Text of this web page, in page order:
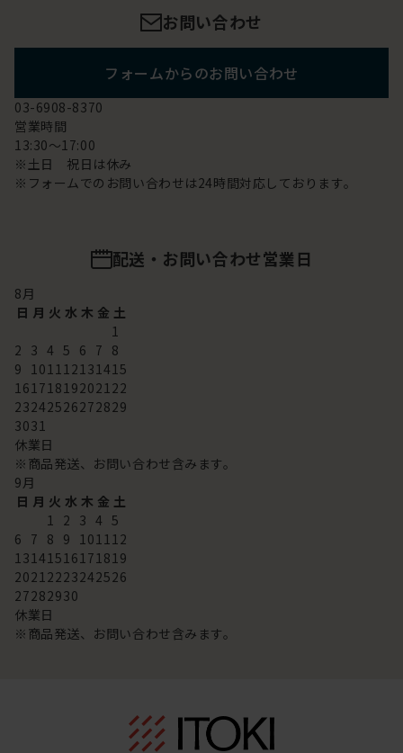
お問い合わせ
フォームからのお問い合わせ
03-6908-8370
営業時間
13:30～17:00
※土日 祝日は休み
※フォームでのお問い合わせは24時間対応しております。
配送・お問い合わせ営業日
8月
日 月 火 水 木 金 土
1
2 3 4 5 6 7 8
9 101112131415
16171819202122
23242526272829
3031
休業日
※商品発送、お問い合わせ含みます。
9月
日 月 火 水 木 金 土
1 2 3 4 5
6 7 8 9 101112
13141516171819
20212223242526
27282930
休業日
※商品発送、お問い合わせ含みます。